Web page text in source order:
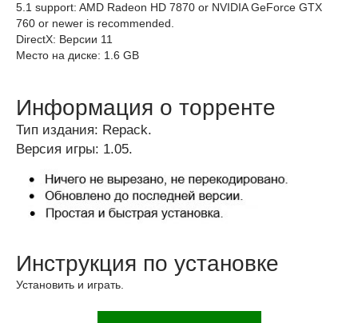
5.1 support: AMD Radeon HD 7870 or NVIDIA GeForce GTX
760 or newer is recommended.
DirectX: Версии 11
Место на диске: 1.6 GB
Информация о торренте
Тип издания: Repack.
Версия игры: 1.05.
Инструкция по установке
Установить и играть.